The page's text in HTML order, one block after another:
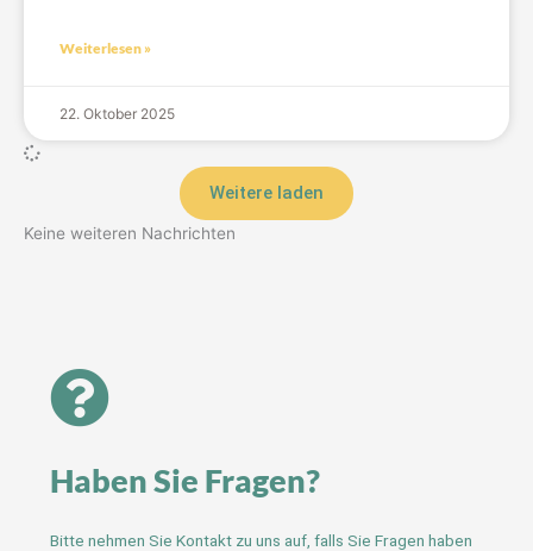
Weiterlesen »
22. Oktober 2025
Weitere laden
Keine weiteren Nachrichten
Haben Sie Fragen?
Bitte nehmen Sie Kontakt zu uns auf, falls Sie Fragen haben